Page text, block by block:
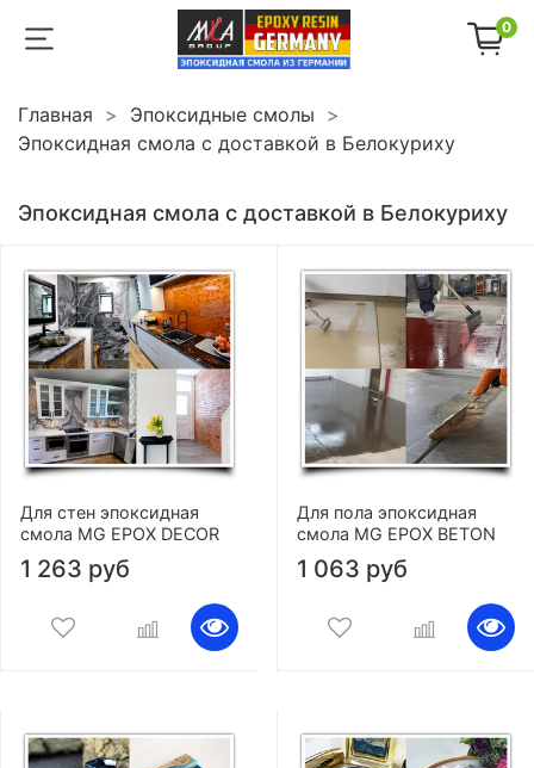
0
Главная
Эпоксидные смолы
Эпоксидная смола с доставкой в Белокуриху
Эпоксидная смола с доставкой в Белокуриху
Для стен эпоксидная
смола MG EPOX DECOR
1 263 руб
Для пола эпоксидная
смола MG EPOX BETON
1 063 руб